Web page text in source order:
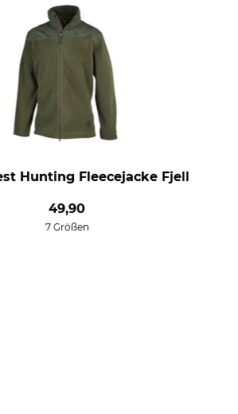
Hunting Fleecejacke Fjell
49,90
7 Größen